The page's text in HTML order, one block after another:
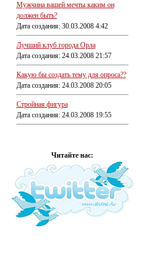
Мужчина вашей мечты каким он
должен быть?
Дата создания: 30.03.2008 4:42
Лучший клуб города Орла
Дата создания: 24.03.2008 21:57
Какую бы создать тему для опроса??
Дата создания: 24.03.2008 20:05
Стройная фигура
Дата создания: 24.03.2008 19:55
Читайте нас: